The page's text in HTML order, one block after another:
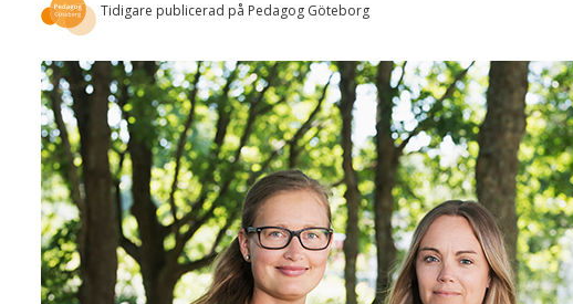
Tidigare publicerad på Pedagog Göteborg